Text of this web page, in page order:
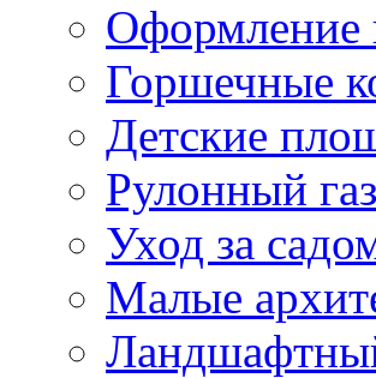
Оформление
Горшечные
Детские
Рулонный
Уход за
Малые